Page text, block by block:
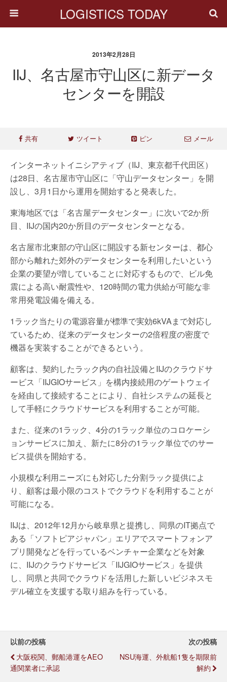
LOGISTICS TODAY
2013年2月28日
IIJ、名古屋市守山区に新データ
センターを開設
共有 ツイート ピン メール
インターネットイニシアティブ（IIJ、東京都千代田区）
は28日、名古屋市守山区に「守山データセンター」を開
設し、3月1日から運用を開始すると発表した。
東海地区では「名古屋データセンター」に次いで2か所
目、IIJの国内20か所目のデータセンターとなる。
名古屋市北東部の守山区に開設する新センターは、都心
部から離れた郊外のデータセンターを利用したいという
企業の要望が増していることに対応するもので、ビル免
震による高い耐震性や、120時間の電力供給が可能な非
常用発電設備を備える。
1ラック当たりの電源容量が標準で実効6kVAまで対応し
ているため、従来のデータセンターの2倍程度の密度で
機器を実装することができるという。
顧客は、契約したラック内の自社設備とIIJのクラウドサ
ービス「IIJGIOサービス」を構内接続用のゲートウェイ
を経由して接続することにより、自社システムの延長と
して手軽にクラウドサービスを利用することが可能。
また、従来の1ラック、4分の1ラック単位のコロケーシ
ョンサービスに加え、新たに8分の1ラック単位でのサー
ビス提供を開始する。
小規模な利用ニーズにも対応した分割ラック提供によ
り、顧客は最小限のコストでクラウドを利用することが
可能になる。
IIJは、2012年12月から岐阜県と提携し、同県のIT拠点で
ある「ソフトピアジャパン」エリアでスマートフォンア
プリ開発などを行っているベンチャー企業などを対象
に、IIJのクラウドサービス「IIJGIOサービス」を提供
し、同県と共同でクラウドを活用した新しいビジネスモ
デル確立を支援する取り組みを行っている。
以前の投稿
大阪税関、郵船港運をAEO
通関業者に承認
次の投稿
NSU海運、外航船1隻を期限前
解約